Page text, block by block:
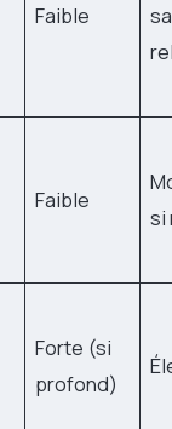
Faible
Faible
si
Forte (si
profond)